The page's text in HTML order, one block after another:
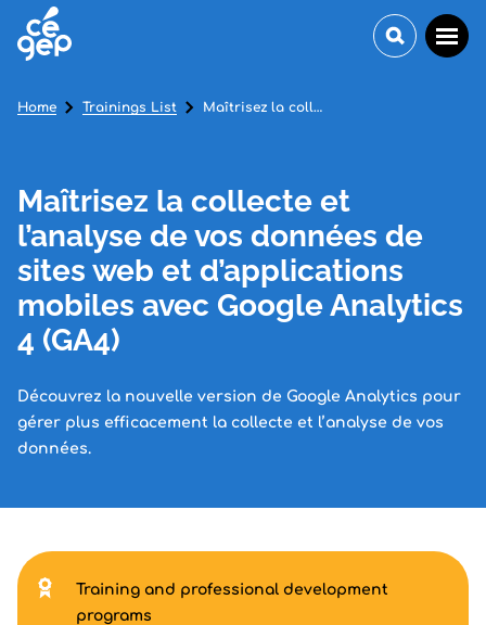
Maîtrisez la collecte et
l’analyse de vos données de
sites web et d’applications
mobiles avec Google Analytics
4 (GA4)
Découvrez la nouvelle version de Google Analytics pour
gérer plus efficacement la collecte et l’analyse de vos
données.
Home Trainings List Maîtrisez la collecte et l’analyse de vos données de sites web et d’applications mobiles avec Google Analytics 4 (GA4)
Training and professional development
programs